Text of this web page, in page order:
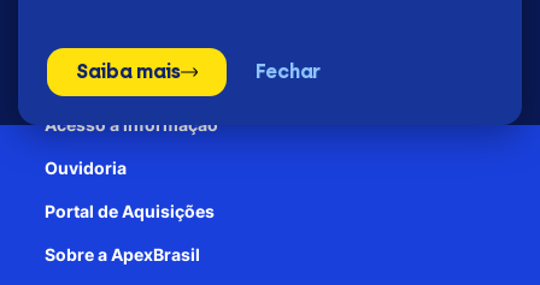
Saiba mais Fechar
Patrocínio
Acesso à informação
Ouvidoria
Portal de Aquisições
Sobre a ApexBrasil